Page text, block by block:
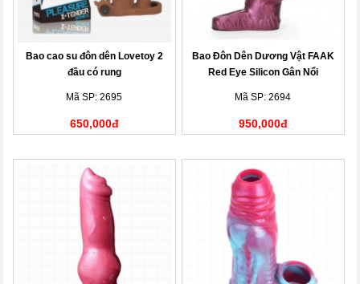
Bao cao su đôn dên Lovetoy 2
đầu có rung
Mã SP: 2695
650,000đ
Bao Đôn Dên Dương Vật FAAK
Red Eye Silicon Gân Nổi
Mã SP: 2694
950,000đ